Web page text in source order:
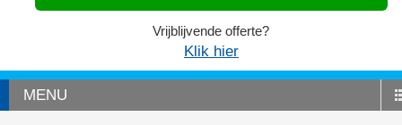
Vrijblijvende offerte?
Klik hier
MENU